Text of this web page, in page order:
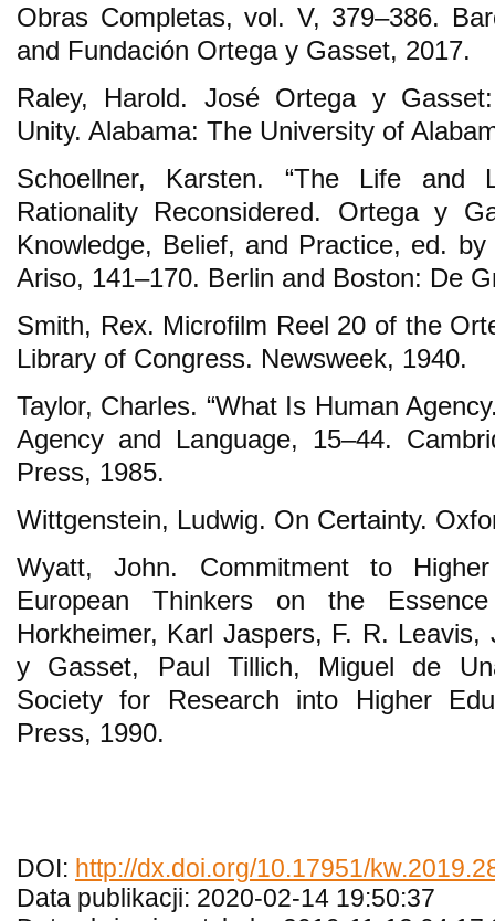
Obras Completas, vol. V, 379–386.
and Fundación Ortega y Gasset, 2017.
Raley, Harold. José Ortega y
Unity. Alabama: The University of
Schoellner, Karsten. “The Life
Rationality Reconsidered. Ortega y
Knowledge, Belief, and Practice, ed.
Ariso, 141–170. Berlin and Boston: De
Smith, Rex. Microfilm Reel 20 of the
Library of Congress. Newsweek, 1940.
Taylor, Charles. “What Is Human
Agency and Language, 15–44.
Press, 1985.
Wittgenstein, Ludwig. On Certainty.
Wyatt, John. Commitment to
European Thinkers on the
Horkheimer, Karl Jaspers, F. R.
y Gasset, Paul Tillich, Miguel de
Society for Research into Higher
Press, 1990.
DOI: http://dx.doi.org/10.17951/
Data publikacji: 2020-02-14 19:50:37